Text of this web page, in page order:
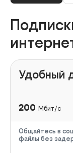
Удобный
200 Мбит/с
Общайтесь в
файлы без